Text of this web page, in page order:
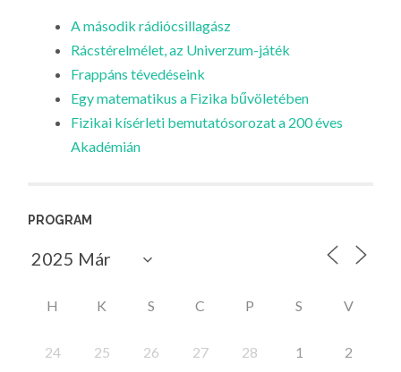
A második rádiócsillagász
Rácstérelmélet, az Univerzum-játék
Frappáns tévedéseink
Egy matematikus a Fizika bűvöletében
Fizikai kísérleti bemutatósorozat a 200 éves
Akadémián
PROGRAM
H K S C P S V
24 25 26 27 28 1 2